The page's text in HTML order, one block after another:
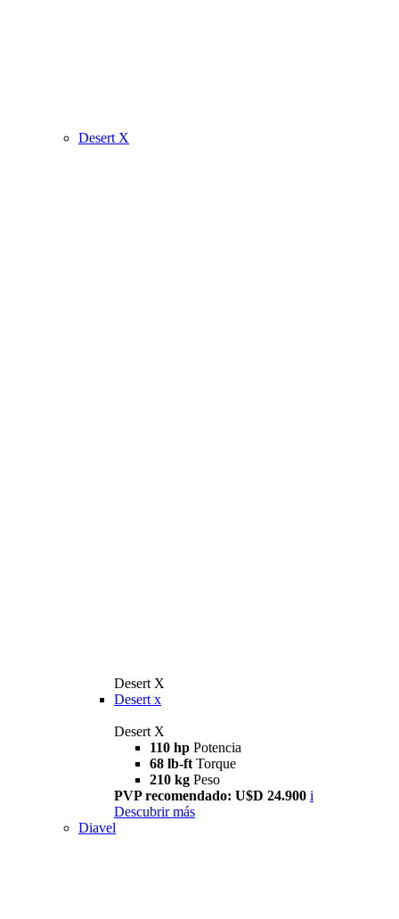
Desert X
Desert X
Desert x
Desert X
110 hp Potencia
68 lb-ft Torque
210 kg Peso
PVP recomendado: U$D 24.900 i
Descubrir más
Diavel